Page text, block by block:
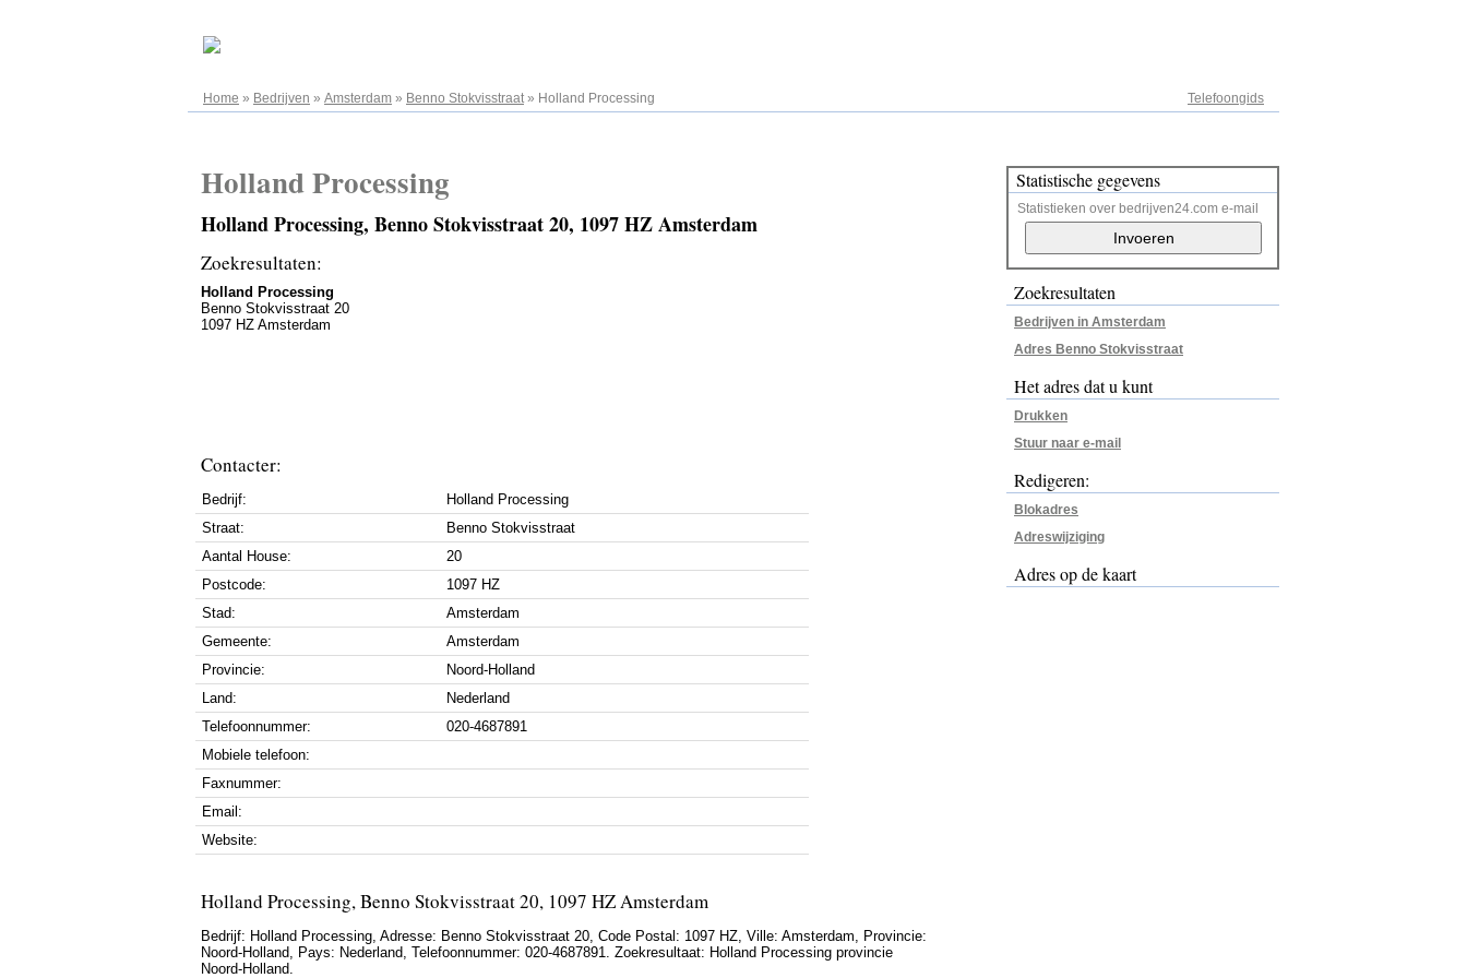
Telefoongids
Home » Bedrijven » Amsterdam » Benno Stokvisstraat» Holland Processing
Holland Processing
Holland Processing, Benno Stokvisstraat 20, 1097 HZ Amsterdam
Zoekresultaten:
Holland Processing
Benno Stokvisstraat 20
1097 HZ Amsterdam
Contacter:
Bedrijf:
Holland Processing
Straat:
Benno Stokvisstraat
Aantal House:
20
Postcode:
1097 HZ
Stad:
Amsterdam
Gemeente:
Amsterdam
Provincie:
Noord-Holland
Land:
Nederland
Telefoonnummer:
020-4687891
Mobiele telefoon:
Faxnummer:
Email:
Website:
Holland Processing, Benno Stokvisstraat 20, 1097 HZ Amsterdam
Bedrijf: Holland Processing, Adresse: Benno Stokvisstraat 20, Code Postal: 1097 HZ, Ville: Amsterdam, Provincie:
Noord-Holland, Pays: Nederland, Telefoonnummer: 020-4687891. Zoekresultaat: Holland Processing provincie
Noord-Holland.
Statistische gegevens
Statistieken over bedrijven24.com e-mail
Zoekresultaten
Bedrijven in Amsterdam
Adres Benno Stokvisstraat
Het adres dat u kunt
Drukken
Stuur naar e-mail
Redigeren:
Blokadres
Adreswijziging
Adres op de kaart